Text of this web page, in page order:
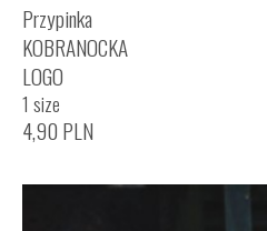
Przypinka
KOBRANOCKA
LOGO
1 size
4,90 PLN